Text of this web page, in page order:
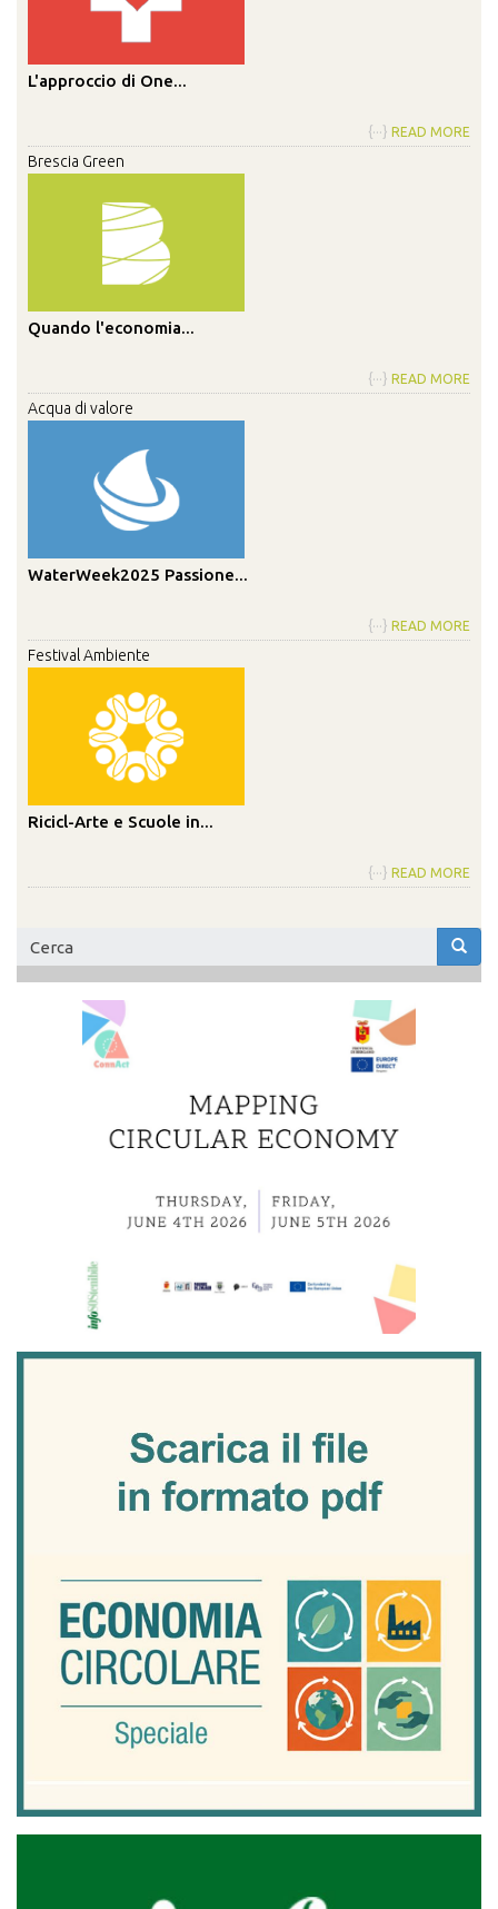
L'approccio di One...
{···} READ MORE
Brescia Green
Quando l'economia...
{···} READ MORE
Acqua di valore
WaterWeek2025 Passione...
{···} READ MORE
Festival Ambiente
Ricicl-Arte e Scuole in...
{···} READ MORE
Form
di
ricerca
Cerca